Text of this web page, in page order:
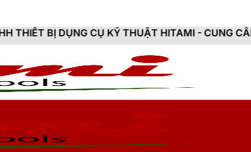
CỤ KỸ THUẬT HITAMI - CUNG CẤP SẢN PHẨM